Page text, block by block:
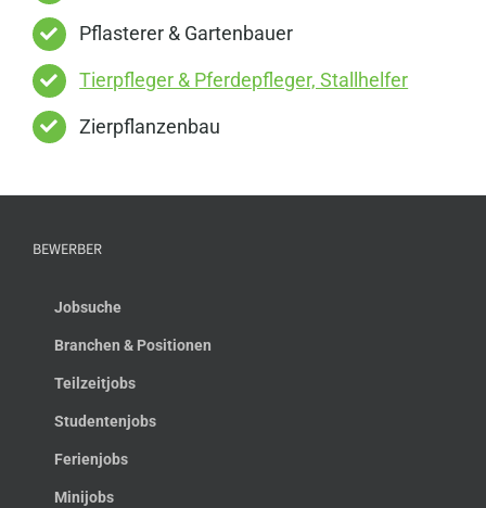
Pflasterer & Gartenbauer
Tierpfleger & Pferdepfleger, Stallhelfer
Zierpflanzenbau
BEWERBER
Jobsuche
Branchen & Positionen
Teilzeitjobs
Studentenjobs
Ferienjobs
Minijobs